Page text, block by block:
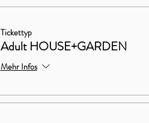
Tickettyp
Adult HOUSE+GARDEN
Mehr Infos